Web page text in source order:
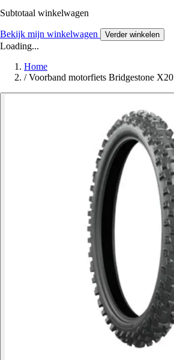
Subtotaal winkelwagen
Bekijk mijn winkelwagen Verder winkelen
Loading...
Home
/ Voorband motorfiets Bridgestone X20